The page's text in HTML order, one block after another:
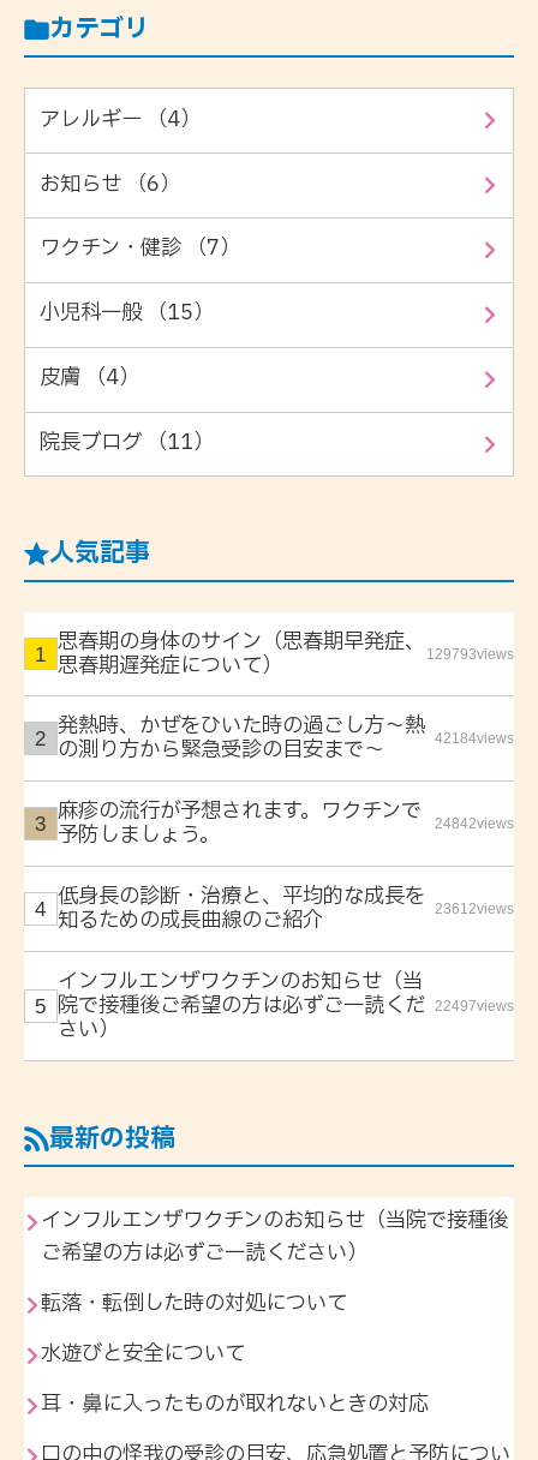
カテゴリ
アレルギー （4）
お知らせ （6）
ワクチン・健診 （7）
小児科一般 （15）
皮膚 （4）
院長ブログ （11）
人気記事
思春期の身体のサイン（思春期早発症、
思春期遅発症について） 129793views
発熱時、かぜをひいた時の過ごし方〜熱
の測り方から緊急受診の目安まで〜 42184views
麻疹の流行が予想されます。ワクチンで
予防しましょう。 24842views
低身長の診断・治療と、平均的な成長を
知るための成長曲線のご紹介 23612views
インフルエンザワクチンのお知らせ（当
院で接種後ご希望の方は必ずご一読くだ
さい）
22497views
最新の投稿
インフルエンザワクチンのお知らせ（当院で接種後
ご希望の方は必ずご一読ください）
転落・転倒した時の対処について
水遊びと安全について
耳・鼻に入ったものが取れないときの対応